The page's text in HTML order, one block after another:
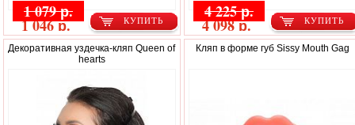
КУПИТЬ
1 079 р.
1 046 р. КУПИТЬ
4 225 р.
4 098 р.
Декоративная уздечка-кляп Queen of
hearts
Кляп в форме губ Sissy Mouth Gag